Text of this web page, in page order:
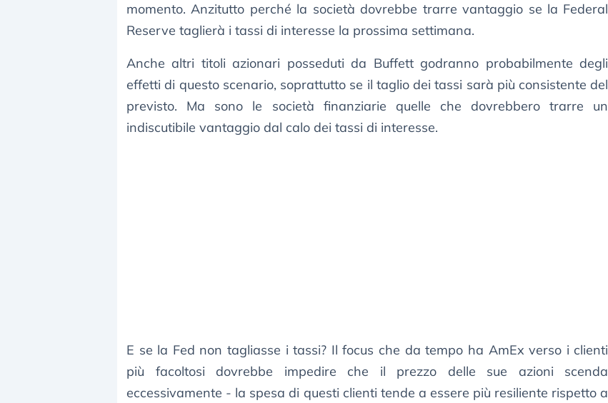
momento. Anzitutto perché la società dovrebbe trarre vantaggio se la Federal
Reserve taglierà i tassi di interesse la prossima settimana.
Anche altri titoli azionari posseduti da Buffett godranno probabilmente degli
effetti di questo scenario, soprattutto se il taglio dei tassi sarà più consistente del
previsto. Ma sono le società finanziarie quelle che dovrebbero trarre un
indiscutibile vantaggio dal calo dei tassi di interesse.
E se la Fed non tagliasse i tassi? Il focus che da tempo ha AmEx verso i clienti
più facoltosi dovrebbe impedire che il prezzo delle sue azioni scenda
eccessivamente - la spesa di questi clienti tende a essere più resiliente rispetto a